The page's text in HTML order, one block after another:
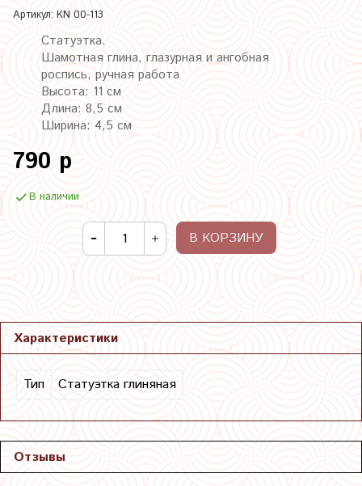
Артикул: KN 00-113
Статуэтка.
Шамотная глина, глазурная и ангобная
роспись, ручная работа
Высота: 11 см
Длина: 8,5 см
Ширина: 4,5 см
790 р
В наличии
В КОРЗИНУ
Характеристики
Тип Статуэтка глиняная
Отзывы